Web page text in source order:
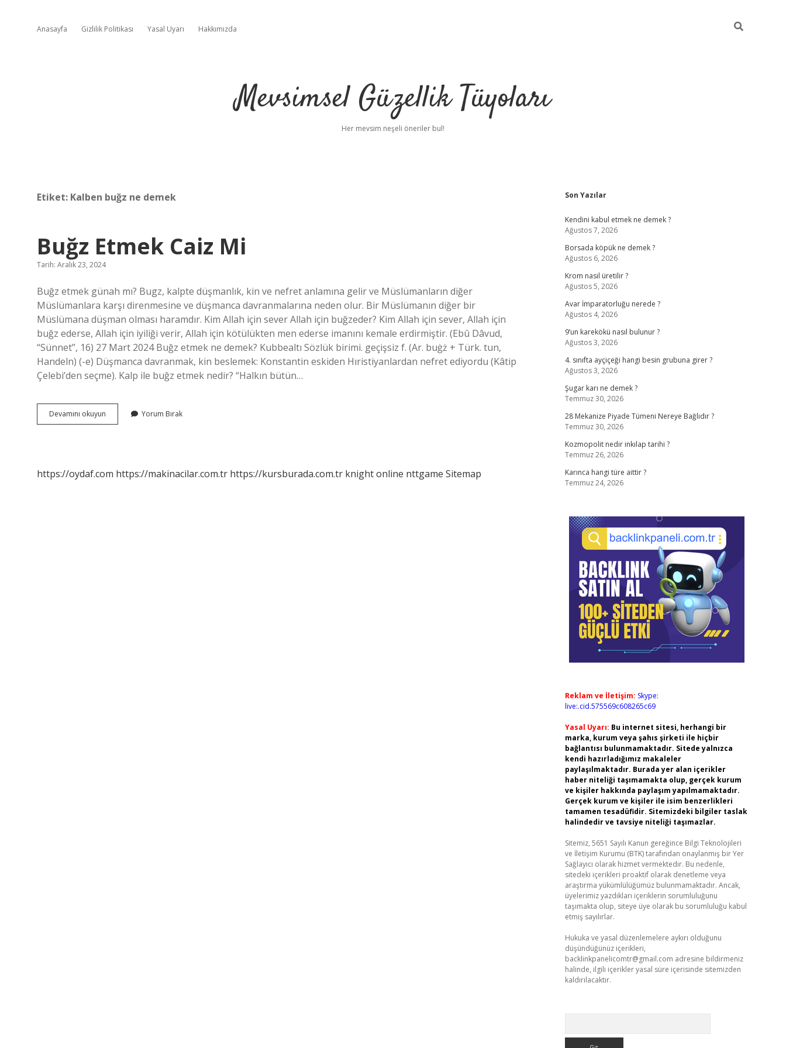
Anasayfa Gizlilik Politikası Yasal Uyarı Hakkımızda
Mevsimsel Güzellik Tüyoları
Her mevsim neşeli öneriler bul!
Etiket: Kalben buğz ne demek
Buğz Etmek Caiz Mi
Tarih: Aralık 23, 2024
Buğz etmek günah mı? Bugz, kalpte düşmanlık, kin ve nefret anlamına gelir ve Müslümanların diğer
Müslümanlara karşı direnmesine ve düşmanca davranmalarına neden olur. Bir Müslümanın diğer bir
Müslümana düşman olması haramdır. Kim Allah için sever Allah için buğzeder? Kim Allah için sever, Allah için
buğz ederse, Allah için iyiliği verir, Allah için kötülükten men ederse imanını kemale erdirmiştir. (Ebû Dâvud,
“Sünnet”, 16) 27 Mart 2024 Buğz etmek ne demek? Kubbealtı Sözlük birimi. geçişsiz f. (Ar. buġż + Türk. tun,
Handeln) (-e) Düşmanca davranmak, kin beslemek: Konstantin eskiden Hıristiyanlardan nefret ediyordu (Kâtip
Çelebi’den seçme). Kalp ile buğz etmek nedir? “Halkın bütün…
Devamını okuyun
Etmek
Yorum Bırak
https://oydaf.com https://makinacilar.com.tr https://kursburada.com.tr knight online nttgame Sitemap
Sidebar
Son Yazılar
Kendini kabul etmek ne demek ?
Ağustos 7, 2026
Borsada köpük ne demek ?
Ağustos 6, 2026
Krom nasıl üretilir ?
Ağustos 5, 2026
Avar İmparatorluğu nerede ?
Ağustos 4, 2026
9’un karekökü nasıl bulunur ?
Ağustos 3, 2026
4. sınıfta ayçiçeği hangi besin grubuna girer ?
Ağustos 3, 2026
Şugar karı ne demek ?
Temmuz 30, 2026
28 Mekanize Piyade Tümeni Nereye Bağlıdır ?
Temmuz 30, 2026
Kozmopolit nedir inkılap tarihi ?
Temmuz 26, 2026
Karınca hangi türe aittir ?
Temmuz 24, 2026
Reklam ve İletişim: Skype:
live:.cid.575569c608265c69
Yasal Uyarı: Bu internet sitesi, herhangi bir
marka, kurum veya şahıs şirketi ile hiçbir
bağlantısı bulunmamaktadır. Sitede yalnızca
kendi hazırladığımız makaleler
paylaşılmaktadır. Burada yer alan içerikler
haber niteliği taşımamakta olup, gerçek kurum
ve kişiler hakkında paylaşım yapılmamaktadır.
Gerçek kurum ve kişiler ile isim benzerlikleri
tamamen tesadüfidir. Sitemizdeki bilgiler taslak
halindedir ve tavsiye niteliği taşımazlar.
Sitemiz, 5651 Sayılı Kanun gereğince Bilgi Teknolojileri
ve İletişim Kurumu (BTK) tarafından onaylanmış bir Yer
Sağlayıcı olarak hizmet vermektedir. Bu nedenle,
sitedeki içerikleri proaktif olarak denetleme veya
araştırma yükümlülüğümüz bulunmamaktadır. Ancak,
üyelerimiz yazdıkları içeriklerin sorumluluğunu
taşımakta olup, siteye üye olarak bu sorumluluğu kabul
etmiş sayılırlar.
Hukuka ve yasal düzenlemelere aykırı olduğunu
düşündüğünüz içerikleri,
backlinkpanelicomtr@gmail.com adresine bildirmeniz
halinde, ilgili içerikler yasal süre içerisinde sitemizden
kaldırılacaktır.
hiltonbet giriş